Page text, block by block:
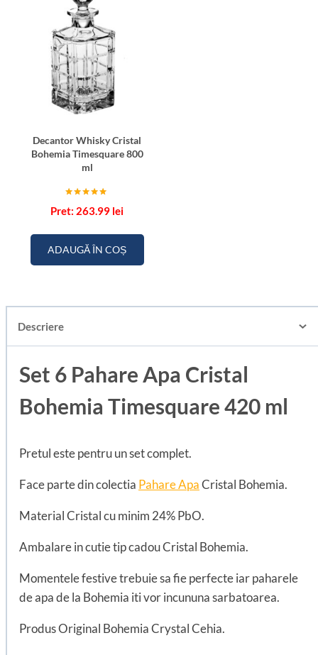
Decantor Whisky Cristal
Bohemia Timesquare 800
ml
5.00
263.99 lei
ADAUGĂ ÎN COȘ
Descriere
Set 6 Pahare Apa Cristal
Bohemia Timesquare 420 ml
Pretul este pentru un set complet.
Face parte din colectia Pahare ApaCristal Bohemia.
Material Cristal cu minim 24% PbO.
Ambalare in cutie tip cadou Cristal Bohemia.
Momentele festive trebuie sa fie perfecte iar paharele
de apa de la Bohemia iti vor incununa sarbatoarea.
Produs Original Bohemia Crystal Cehia.